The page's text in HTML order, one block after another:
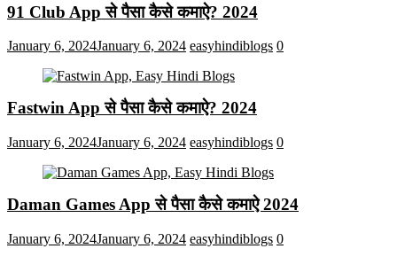
91 Club App से पैसा कैसे कमाऐ? 2024
January 6, 2024January 6, 2024 easyhindiblogs 0
Fastwin App से पैसा कैसे कमाऐ? 2024
January 6, 2024January 6, 2024 easyhindiblogs 0
Daman Games App से पैसा कैसे कमाऐ 2024
January 6, 2024January 6, 2024 easyhindiblogs 0